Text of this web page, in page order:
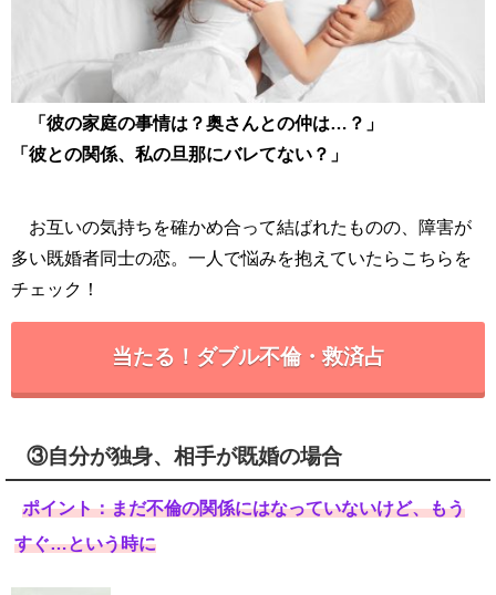
「彼の家庭の事情は？奥さんとの仲は…？」
「彼との関係、私の旦那にバレてない？」
お互いの気持ちを確かめ合って結ばれたものの、障害が
多い既婚者同士の恋。一人で悩みを抱えていたらこちらを
チェック！
当たる！ダブル不倫・救済占
③自分が独身、相手が既婚の場合
ポイント：まだ不倫の関係にはなっていないけど、もう
すぐ…という時に